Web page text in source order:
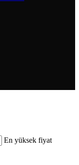
En yüksek fiyat